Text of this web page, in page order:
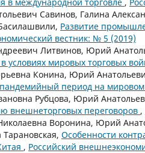
Савинов, Галина
Развитие
вестник: № 5 (2019)
Литвинов, Юрий
условиях мировых торговых
Конина, Юрий
период на
Рубцова, Юрий
внешнеторговых переговоров ,
Воронина, Юрий
Особенности
, Российский